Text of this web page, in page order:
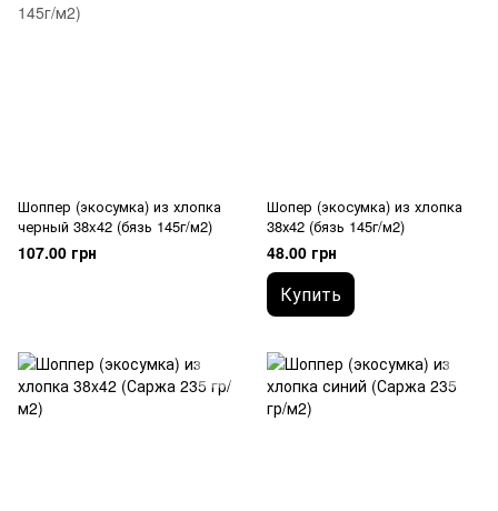
Шоппер (экосумка) из хлопка
черный 38x42 (бязь 145г/м2)
107.00 грн
Шопер (экосумка) из хлопка
38х42 (бязь 145г/м2)
48.00 грн
Купить